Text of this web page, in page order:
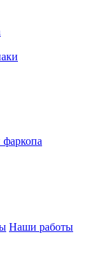
фаркопа
Наши работы